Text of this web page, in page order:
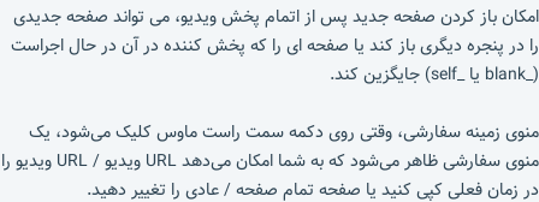
امکان باز کردن صفحه جدید پس از اتمام پخش ویدیو، می تواند صفحه جدیدی
را در پنجره دیگری باز کند یا صفحه ای را که پخش کننده در آن در حال اجراست
(_blank یا _self) جایگزین کند.
منوی زمینه سفارشی، وقتی روی دکمه سمت راست ماوس کلیک می‌شود، یک
منوی سفارشی ظاهر می‌شود که به شما امکان می‌دهد URL ویدیو / URL ویدیو را
در زمان فعلی کپی کنید یا صفحه تمام صفحه / عادی را تغییر دهید.